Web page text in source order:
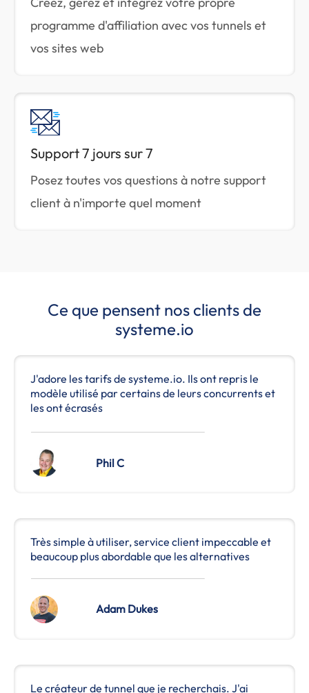
programme d'affiliation avec vos tunnels et
vos sites web
Support 7 jours sur 7
Posez toutes vos questions à notre support
client à n'importe quel moment
Ce que pensent nos clients de
systeme.io
J'adore les tarifs de systeme.io. Ils ont repris le
modèle utilisé par certains de leurs concurrents et
les ont écrasés
Phil C
Très simple à utiliser, service client impeccable et
beaucoup plus abordable que les alternatives
Adam Dukes
Le créateur de tunnel que je recherchais. J'ai